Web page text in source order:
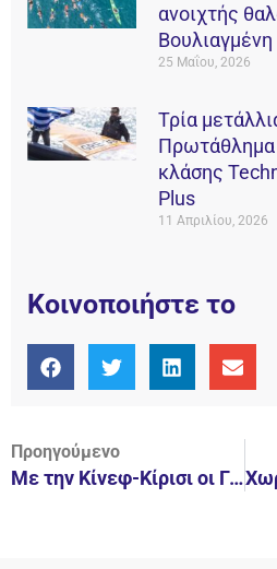
ανοιχτής
Βουλιαγμένη
25 Μαΐου, 2026
Τρία
Πρωτάθλημα
κλάσης
Plus
11 Απριλίου, 2026
Κοινοποιήστε το
Προηγούμενο
Με την Κίνεφ-Κίρισι οι Γυναίκες.